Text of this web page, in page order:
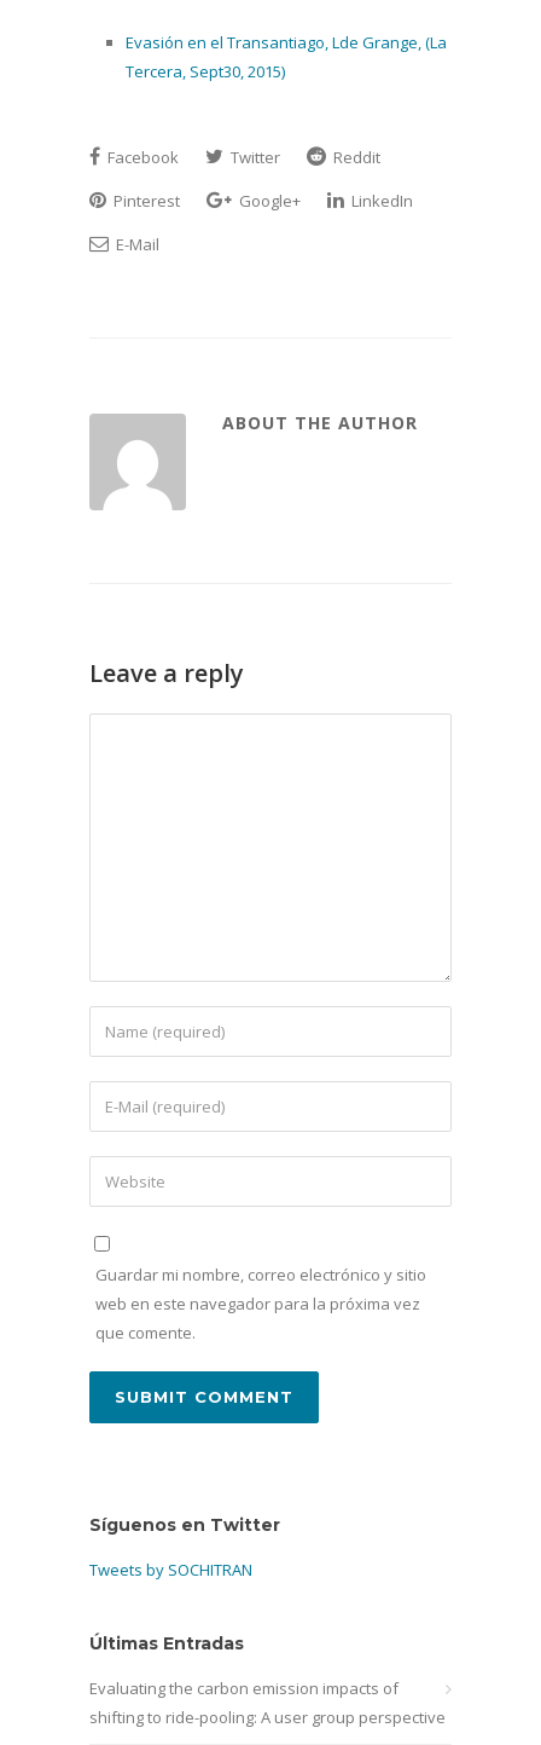
Evasión en el Transantiago, Lde Grange, (La
Tercera, Sept30, 2015)
Facebook Twitter
Reddit
Pinterest
Google+
LinkedIn
E-Mail
ABOUT THE AUTHOR
Leave a reply
Guardar mi nombre, correo electrónico y sitio
web en este navegador para la próxima vez
que comente.
Síguenos en Twitter
Tweets by SOCHITRAN
Últimas Entradas
Evaluating the carbon emission impacts of
shifting to ride-pooling: A user group perspective